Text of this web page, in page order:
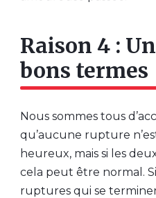
Raison 4 :
bons termes
Nous sommes tous
qu’aucune rupture
heureux, mais si les
cela peut être normal.
ruptures qui se